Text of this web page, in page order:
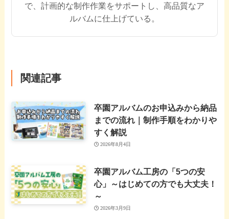
で、計画的な制作作業をサポートし、高品質なア
ルバムに仕上げている。
関連記事
卒園アルバムのお申込みから納品
までの流れ｜制作手順をわかりや
すく解説
2026年8月4日
卒園アルバム工房の「5つの安
心」～はじめての方でも大丈夫！
～
2026年3月9日